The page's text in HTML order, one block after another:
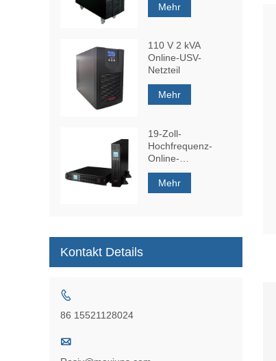
Mehr
110 V 2 kVA
Online-USV-
Netzteil
Mehr
19-Zoll-
Hochfrequenz-
Online-
Rackmount-USVs
1 kVA
Mehr
Kontakt Details

86 15521128024
